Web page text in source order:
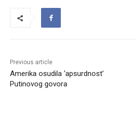
Previous article
Amerika osudila ‘apsurdnost’
Putinovog govora